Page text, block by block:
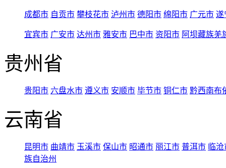
成都市 自贡市 攀枝花市 泸州市 德阳市 绵阳市 广元市 遂
宜宾市 广安市 达州市 雅安市 巴中市 资阳市 阿坝藏族羌
贵州省
贵阳市 六盘水市 遵义市 安顺市 毕节市 铜仁市 黔西南布
云南省
昆明市 曲靖市 玉溪市 保山市 昭通市 丽江市 普洱市 临
族自治州